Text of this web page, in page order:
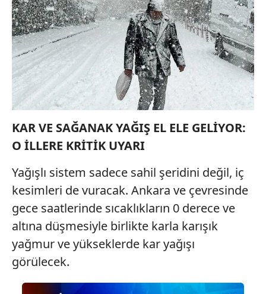
KAR VE SAĞANAK YAĞIŞ EL ELE GELİYOR:
O İLLERE KRİTİK UYARI
Yağışlı sistem sadece sahil şeridini değil, iç
kesimleri de vuracak. Ankara ve çevresinde
gece saatlerinde sıcaklıkların 0 derece ve
altına düşmesiyle birlikte karla karışık
yağmur ve yükseklerde kar yağışı
görülecek.